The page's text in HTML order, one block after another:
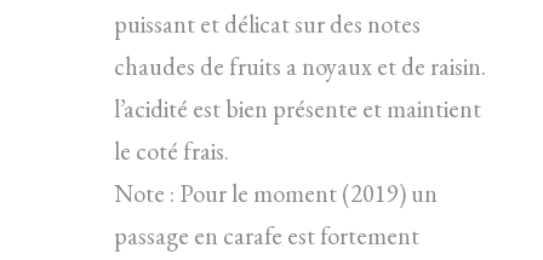
puissant et délicat sur des notes
chaudes de fruits a noyaux et de raisin.
l’acidité est bien présente et maintient
le coté frais.
Note : Pour le moment (2019) un
passage en carafe est fortement